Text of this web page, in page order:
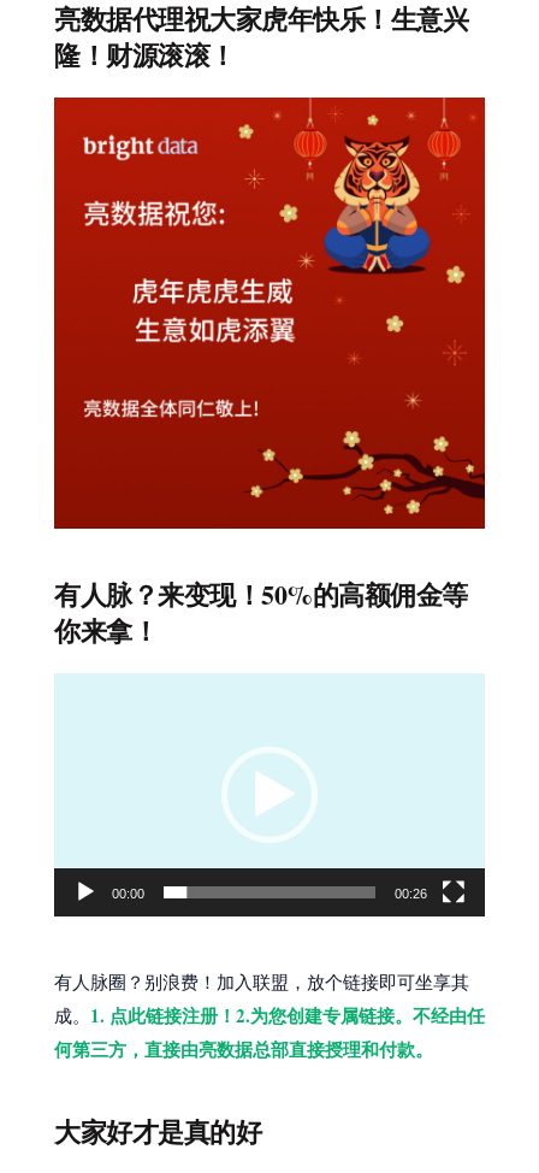
亮数据代理祝大家虎年快乐！生意兴
隆！财源滚滚！
有人脉？来变现！50%的高额佣金等
你来拿！
00:00 00:26
有人脉圈？别浪费！加入联盟，放个链接即可坐享其
成。 1. 点此链接注册！2.为您创建专属链接。不经由任
何第三方，直接由亮数据总部直接授理和付款。
大家好才是真的好